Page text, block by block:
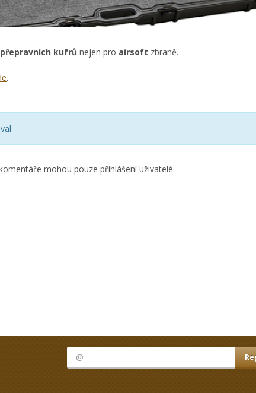
přepravních kufrů nejen pro airsoft zbraně.
.
mohou pouze přihlášení uživatelé.